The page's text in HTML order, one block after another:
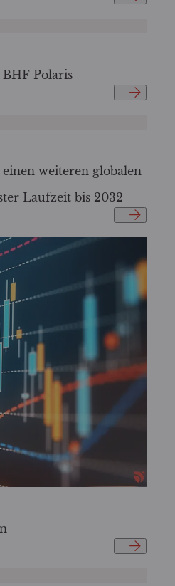
Polaris
weiteren globalen
Laufzeit bis 2032